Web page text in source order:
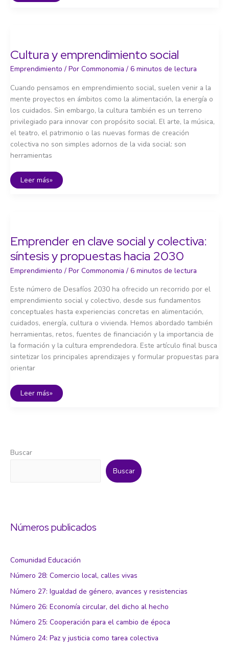
Buscar
Buscar
Números publicados
Comunidad Educación
Número 28: Comercio local, calles vivas
Número 27: Igualdad de género, avances y resistencias
Número 26: Economía circular, del dicho al hecho
Número 25: Cooperación para el cambio de época
Número 24: Paz y justicia como tarea colectiva
Cultura y emprendimiento social
Emprendimiento / Por Commonomia / 6 minutos de lectura
Cuando pensamos en emprendimiento social, suelen venir a la
mente proyectos en ámbitos como la alimentación, la energía o
los cuidados. Sin embargo, la cultura también es un terreno
privilegiado para innovar con propósito social. El arte, la música,
el teatro, el patrimonio o las nuevas formas de creación
colectiva no son simples adornos de la vida social: son
herramientas
Cultura
y
Leer más»
Emprender en clave social y colectiva:
síntesis y propuestas hacia 2030
Emprendimiento / Por Commonomia / 6 minutos de lectura
Este número de Desafíos 2030 ha ofrecido un recorrido por el
emprendimiento social y colectivo, desde sus fundamentos
conceptuales hasta experiencias concretas en alimentación,
cuidados, energía, cultura o vivienda. Hemos abordado también
herramientas, retos, fuentes de financiación y la importancia de
la formación y la cultura emprendedora. Este artículo final busca
sintetizar los principales aprendizajes y formular propuestas para
orientar
Emprender
hacia
Leer más»